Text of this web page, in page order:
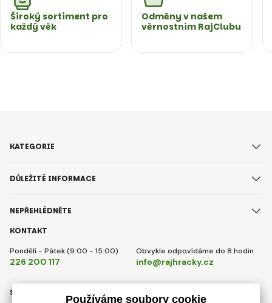
Široký sortiment pro
každý věk
Odměny v našem
věrnostním RajClubu
KONTAKT
Pondělí - Pátek (9:00 - 15:00)
226 200 117
Obvykle odpovídáme do 8 hodin
info@rajhracky.cz
KATEGORIE
DŮLEŽITÉ INFORMACE
NEPŘEHLÉDNĚTE
SLEDUJTE NÁS